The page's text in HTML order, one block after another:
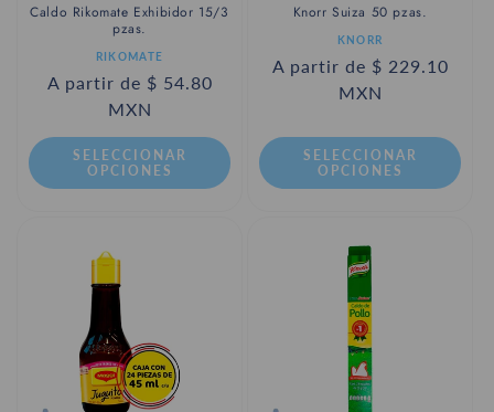
Caldo Rikomate Exhibidor 15/3
pzas.
Proveedor:RIKOMATE
Precio
habitual
A partir de $ 54.80
MXN
SELECCIONAR
OPCIONES
Knorr Suiza 50 pzas.
Proveedor:KNORR
Precio
habitual
A partir de $ 229.10
MXN
SELECCIONAR
OPCIONES